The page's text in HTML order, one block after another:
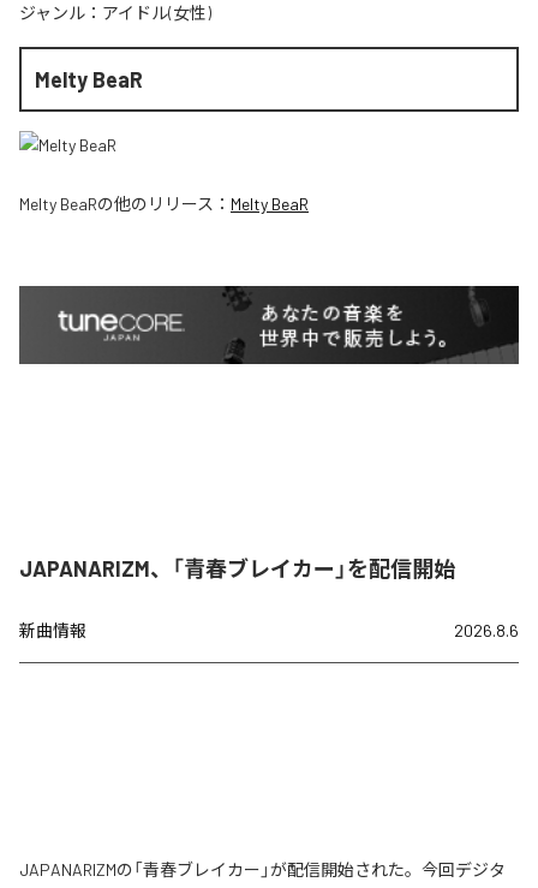
ジャンル： アイドル(女性)
Melty BeaR
Melty BeaRの他のリリース： Melty BeaR
JAPANARIZM、「青春ブレイカー」を配信開始
新曲情報 2026.8.6
JAPANARIZMの「青春ブレイカー」が配信開始された。今回デジタ